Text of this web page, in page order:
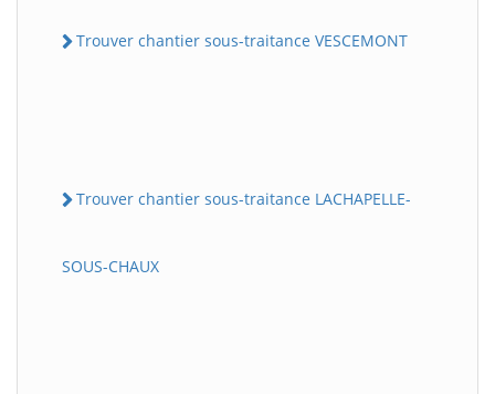
Trouver chantier sous-traitance VESCEMONT
Trouver chantier sous-traitance LACHAPELLE-
SOUS-CHAUX